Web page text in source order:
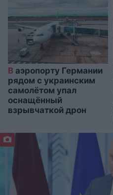
В аэропорту Германии
рядом с украинским
самолётом упал
оснащённый
взрывчаткой дрон